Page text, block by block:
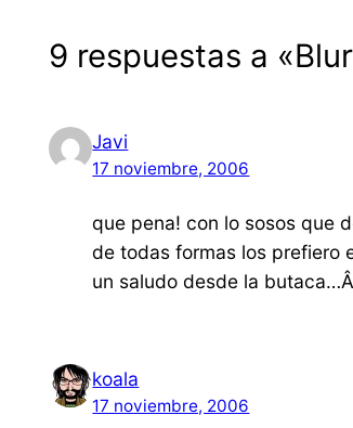
9 respuestas a
Javi
17 noviembre, 2006
que pena! con lo sosos que
de todas formas los prefiero
un saludo desde la
koala
17 noviembre, 2006